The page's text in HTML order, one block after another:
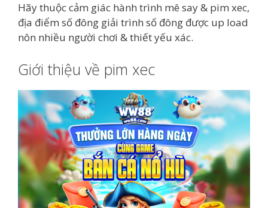
Hãy thuộc cảm giác hành trình mê say & pim xec,
địa điểm số đông giải trình số đông được up load
nôn nhiều người chơi & thiết yếu xác.
Giới thiệu về pim xec